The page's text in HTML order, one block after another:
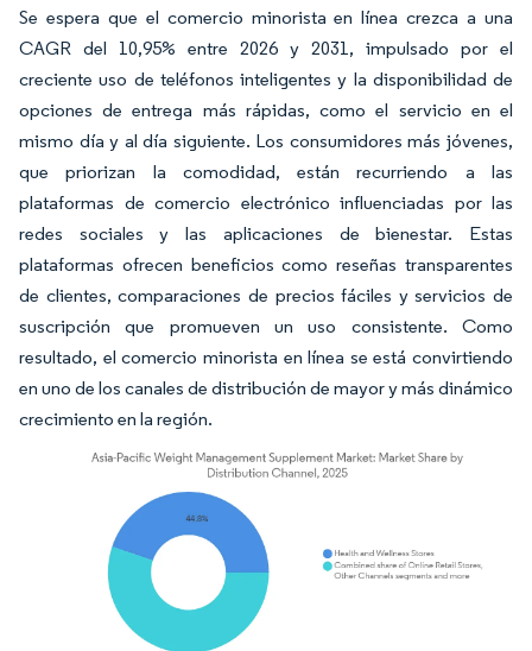
Se espera que el comercio minorista en línea crezca a una
CAGR del 10,95% entre 2026 y 2031, impulsado por el
creciente uso de teléfonos inteligentes y la disponibilidad de
opciones de entrega más rápidas, como el servicio en el
mismo día y al día siguiente. Los consumidores más jóvenes,
que priorizan la comodidad, están recurriendo a las
plataformas de comercio electrónico influenciadas por las
redes sociales y las aplicaciones de bienestar. Estas
plataformas ofrecen beneficios como reseñas transparentes
de clientes, comparaciones de precios fáciles y servicios de
suscripción que promueven un uso consistente. Como
resultado, el comercio minorista en línea se está convirtiendo
en uno de los canales de distribución de mayor y más dinámico
crecimiento en la región.